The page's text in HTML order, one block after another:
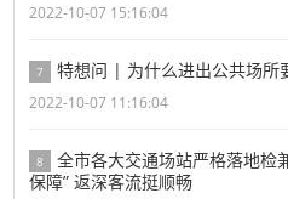
2022-10-07 15:16:04
7 特想问 | 为什么进出公共场所
2022-10-07 11:16:04
8
全市各大交通场站严格落地检
保障” 返深客流挺顺畅